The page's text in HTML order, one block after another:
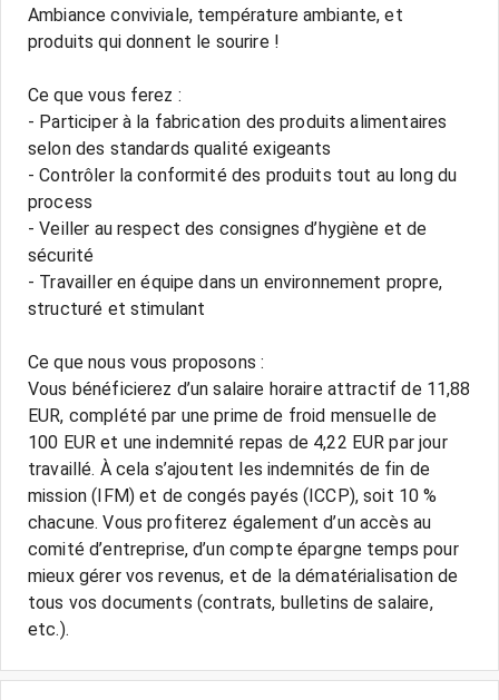
Ambiance conviviale, température ambiante, et
produits qui donnent le sourire !
Ce que vous ferez :
- Participer à la fabrication des produits alimentaires
selon des standards qualité exigeants
- Contrôler la conformité des produits tout au long du
process
- Veiller au respect des consignes d’hygiène et de
sécurité
- Travailler en équipe dans un environnement propre,
structuré et stimulant
Ce que nous vous proposons :
Vous bénéficierez d’un salaire horaire attractif de 11,88
EUR, complété par une prime de froid mensuelle de
100 EUR et une indemnité repas de 4,22 EUR par jour
travaillé. À cela s’ajoutent les indemnités de fin de
mission (IFM) et de congés payés (ICCP), soit 10 %
chacune. Vous profiterez également d’un accès au
comité d’entreprise, d’un compte épargne temps pour
mieux gérer vos revenus, et de la dématérialisation de
tous vos documents (contrats, bulletins de salaire,
etc.).